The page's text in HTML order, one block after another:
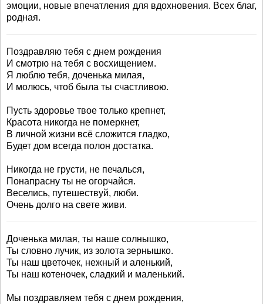
эмоции, новые впечатления для вдохновения. Всех благ,
родная.
Поздравляю тебя с днем рождения
И смотрю на тебя с восхищением.
Я люблю тебя, доченька милая,
И молюсь, чтоб была ты счастливою.
Пусть здоровье твое только крепнет,
Красота никогда не померкнет,
В личной жизни всё сложится гладко,
Будет дом всегда полон достатка.
Никогда не грусти, не печалься,
Понапрасну ты не огорчайся.
Веселись, путешествуй, люби.
Очень долго на свете живи.
Доченька милая, ты наше солнышко,
Ты словно лучик, из золота зернышко.
Ты наш цветочек, нежный и аленький,
Ты наш котеночек, сладкий и маленький.
Мы поздравляем тебя с днем рождения,